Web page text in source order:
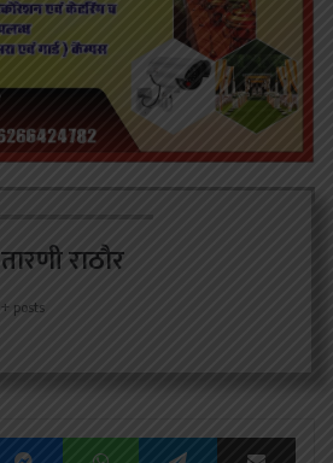
तारणी राठौर
+ posts
MessengerWhatsAppTelegram Share via Email